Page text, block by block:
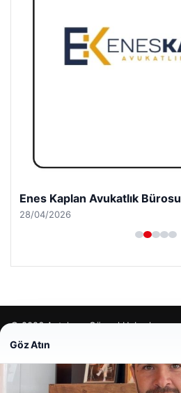
Enes Kaplan Avukatlık Bürosu
28/04/2026
© 2026 Antalya – Güncel Haberler
Göz Atın